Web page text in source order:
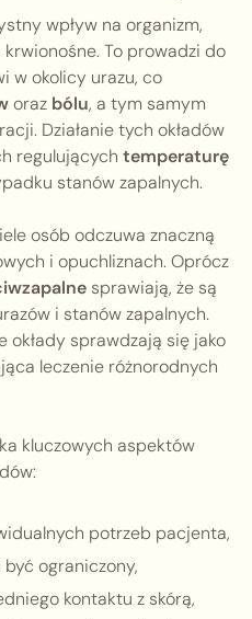
wpływ na organizm,
To prowadzi do
w okolicy urazu, co
oraz bólu, a tym samym
Działanie tych okładów
regulujących temperaturę
stanów zapalnych.
osób odczuwa znaczną
i opuchliznach. Oprócz
sprawiają, że są
i stanów zapalnych.
okłady sprawdzają się jako
leczenie różnorodnych
kluczowych aspektów
potrzeb pacjenta,
ograniczony,
kontaktu z skórą,